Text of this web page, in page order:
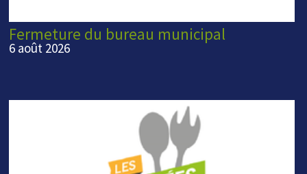
Fermeture du bureau municipal
6 août 2026